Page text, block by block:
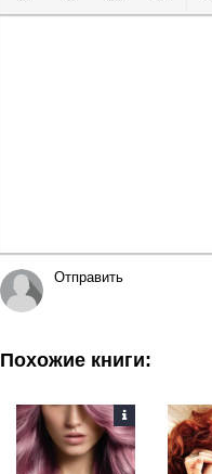
Полужирный
КурсивПодчеркнутый
Отправить
Похожие книги: